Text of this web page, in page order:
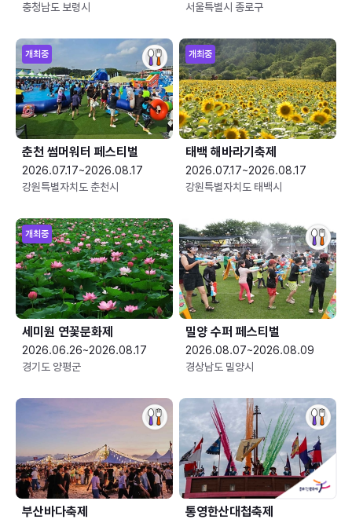
충청남도 보령시
서울특별시 종로구
개최중
춘천 썸머워터 페스티벌
2026.07.17~2026.08.17
강원특별자치도 춘천시
개최중
태백 해바라기축제
2026.07.17~2026.08.17
강원특별자치도 태백시
개최중
세미원 연꽃문화제
2026.06.26~2026.08.17
경기도 양평군
밀양 수퍼 페스티벌
2026.08.07~2026.08.09
경상남도 밀양시
부산바다축제 통영한산대첩축제